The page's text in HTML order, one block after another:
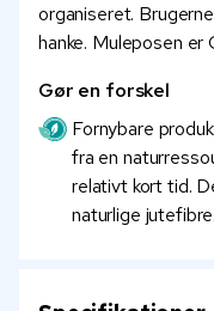
organiseret.
hanke. Muleposen
Gør en forskel
Fornybare
fra en
relativt kort tid.
naturlige jutefibre.